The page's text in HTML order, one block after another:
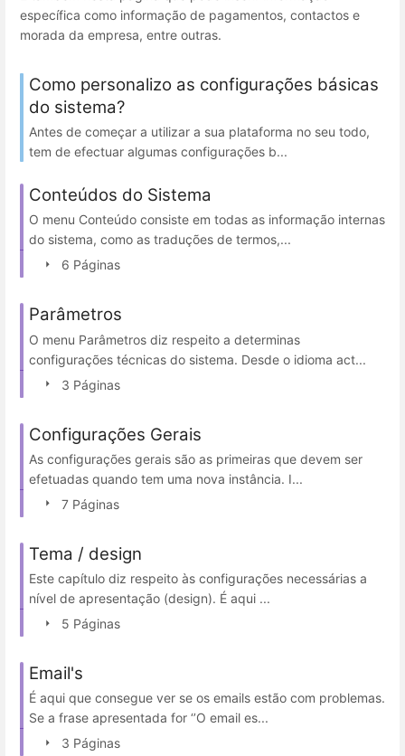
específica como informação de pagamentos, contactos e
morada da empresa, entre outras.
Como personalizo as configurações básicas
do sistema?
Antes de começar a utilizar a sua plataforma no seu todo,
tem de efectuar algumas configurações b...
Conteúdos do Sistema
O menu Conteúdo consiste em todas as informação internas
do sistema, como as traduções de termos,...
6 Páginas
Parâmetros
O menu Parâmetros diz respeito a determinas
configurações técnicas do sistema. Desde o idioma act...
3 Páginas
Configurações Gerais
As configurações gerais são as primeiras que devem ser
efetuadas quando tem uma nova instância. I...
7 Páginas
Tema / design
Este capítulo diz respeito às configurações necessárias a
nível de apresentação (design). É aqui ...
5 Páginas
Email's
É aqui que consegue ver se os emails estão com problemas.
Se a frase apresentada for ‘’O email es...
3 Páginas